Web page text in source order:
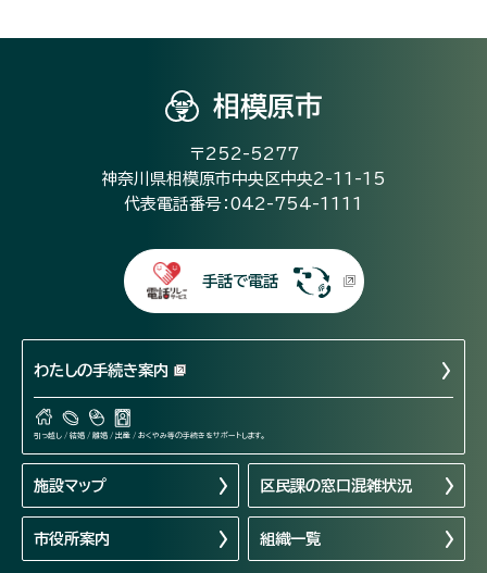
相模原市
〒252-5277
神奈川県相模原市中央区中央2-11-15
代表電話番号：042-754-1111
手話で電話
わたしの手続き案内
引っ越し / 結婚 / 離婚 / 出産 / おくやみ等の手続きをサポートします。
施設マップ 区民課の窓口混雑状況
市役所案内 組織一覧